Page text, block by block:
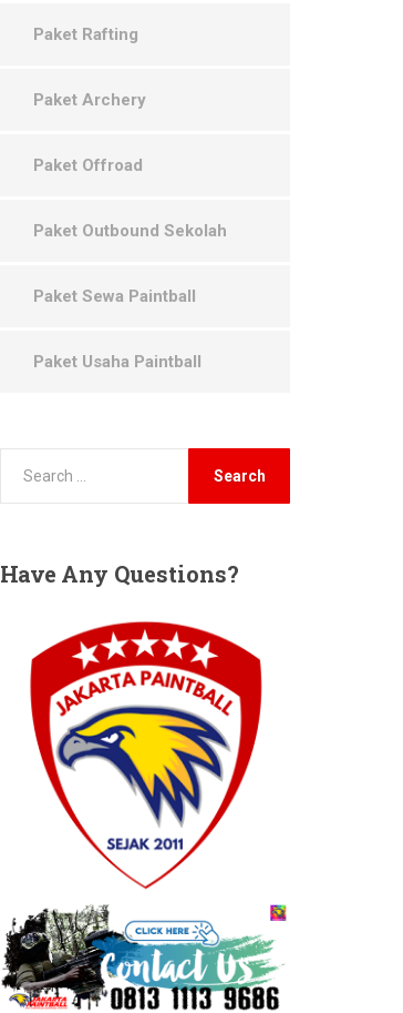
Paket Rafting
Paket Archery
Paket Offroad
Paket Outbound Sekolah
Paket Sewa Paintball
Paket Usaha Paintball
Have Any Questions?